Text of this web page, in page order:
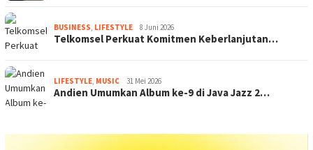
BUSINESS LIFESTYLE 8 Juni 2026
Telkomsel Perkuat Komitmen Keberlanjutan…
LIFESTYLE MUSIC 31 Mei 2026
Andien Umumkan Album ke-9 di Java Jazz 2…